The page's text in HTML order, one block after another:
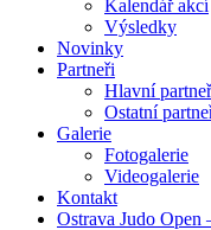
Kalendář akcí
Výsledky
Novinky
Partneři
Hlavní
Ostatní
Galerie
Fotogalerie
Videogalerie
Kontakt
Ostrava Judo Open